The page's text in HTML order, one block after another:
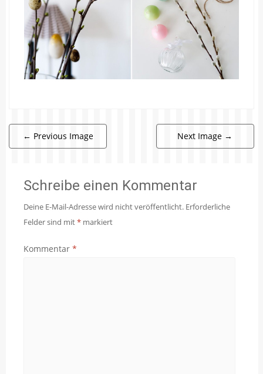
← Previous Image Next Image →
Schreibe einen Kommentar
Deine E-Mail-Adresse wird nicht veröffentlicht. Erforderliche
Felder sind mit* markiert
Kommentar *